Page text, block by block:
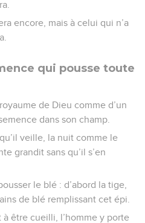
encore, mais à celui qui n’a
qui pousse toute
de Dieu comme d’un
dans son champ.
veille, la nuit comme le
grandit sans qu’il s’en
le blé : d’abord la tige,
de blé remplissant cet épi.
être cueilli, l’homme y porte